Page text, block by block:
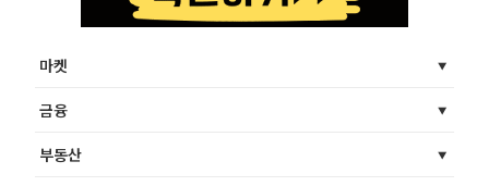
마켓
금융
부동산